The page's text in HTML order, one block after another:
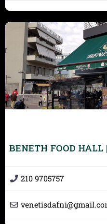
BENETH FOOD
210 9705757
venetisdafni@